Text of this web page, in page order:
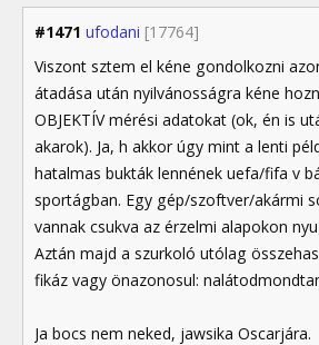
#1471 ufodani [17764]
Viszont sztem el kéne gondolkozni
átadása után nyilvánosságra kéne
OBJEKTÍV mérési adatokat (ok, én is
akarok). Ja, h akkor úgy mint a lenti
hatalmas bukták lennének uefa/fifa v
sportágban. Egy gép/szoftver/akármi
vannak csukva az érzelmi alapokon
Aztán majd a szurkoló utólag
fikáz vagy önazonosul:
Ja bocs nem neked, jawsika Oscarjára.